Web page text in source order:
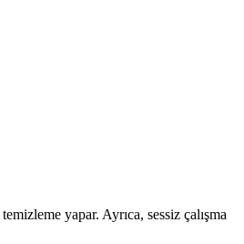
özellikleriyle güvenilir temizlik sunar.
yapar. Ayrıca, sessiz çalışma